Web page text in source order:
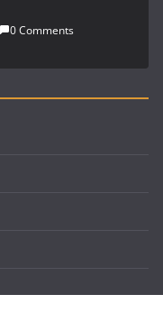
0 Comments